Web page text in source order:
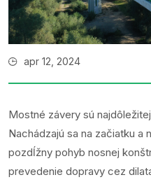
apr 12, 2024
Mostné závery sú
Nachádzajú sa na začiatku a
pozdĺžny pohyb nosnej
prevedenie dopravy cez